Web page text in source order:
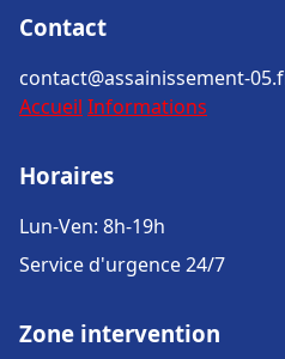
Contact
contact@assainissement-
Accueil Informations
Horaires
Lun-Ven: 8h-19h
Service d'urgence 24/7
Zone intervention